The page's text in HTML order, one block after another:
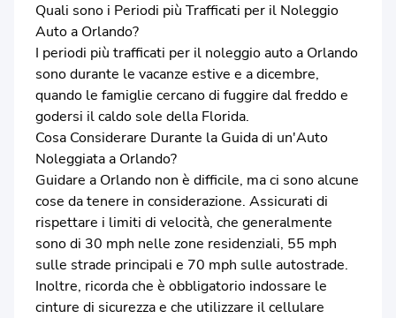
Quali sono i Periodi più Trafficati per il Noleggio
Auto a Orlando?
I periodi più trafficati per il noleggio auto a Orlando
sono durante le vacanze estive e a dicembre,
quando le famiglie cercano di fuggire dal freddo e
godersi il caldo sole della Florida.
Cosa Considerare Durante la Guida di un'Auto
Noleggiata a Orlando?
Guidare a Orlando non è difficile, ma ci sono alcune
cose da tenere in considerazione. Assicurati di
rispettare i limiti di velocità, che generalmente
sono di 30 mph nelle zone residenziali, 55 mph
sulle strade principali e 70 mph sulle autostrade.
Inoltre, ricorda che è obbligatorio indossare le
cinture di sicurezza e che utilizzare il cellulare